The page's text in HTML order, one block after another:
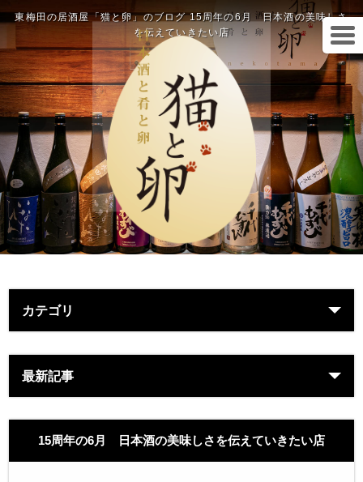
東梅田の居酒屋「猫と卵」のブログ 15周年の6月 日本酒の美味しさ
を伝えていきたい店
カテゴリ
最新記事
15周年の6月 日本酒の美味しさを伝えていきたい店